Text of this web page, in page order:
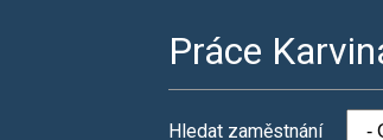
Práce
Hledat zaměstnání